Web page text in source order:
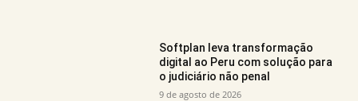
Softplan leva transformação
digital ao Peru com solução para
o judiciário não penal
9 de agosto de 2026